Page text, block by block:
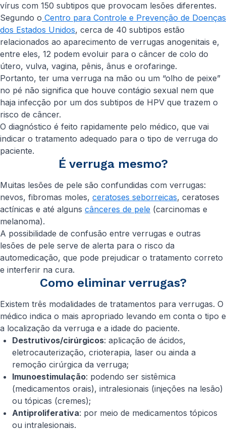
vírus com 150 subtipos que provocam lesões diferentes.
Segundo o Centro para Controle e Prevenção de Doenças
dos Estados Unidos, cerca de 40 subtipos estão
relacionados ao aparecimento de verrugas anogenitais e,
entre eles, 12 podem evoluir para o câncer de colo do
útero, vulva, vagina, pênis, ânus e orofaringe.
Portanto, ter uma verruga na mão ou um “olho de peixe”
no pé não significa que houve contágio sexual nem que
haja infecção por um dos subtipos de HPV que trazem o
risco de câncer.
O diagnóstico é feito rapidamente pelo médico, que vai
indicar o tratamento adequado para o tipo de verruga do
paciente.
É verruga mesmo?
Muitas lesões de pele são confundidas com verrugas:
nevos, fibromas moles, ceratoses seborreicas, ceratoses
actínicas e até alguns cânceres de pele (carcinomas e
melanoma).
A possibilidade de confusão entre verrugas e outras
lesões de pele serve de alerta para o risco da
automedicação, que pode prejudicar o tratamento correto
e interferir na cura.
Como eliminar verrugas?
Existem três modalidades de tratamentos para verrugas. O
médico indica o mais apropriado levando em conta o tipo e
a localização da verruga e a idade do paciente.
Destrutivos/cirúrgicos: aplicação de ácidos,
eletrocauterização, crioterapia, laser ou ainda a
remoção cirúrgica da verruga;
Imunoestimulação: podendo ser sistêmica
(medicamentos orais), intralesionais (injeções na lesão)
ou tópicas (cremes);
Antiproliferativa: por meio de medicamentos tópicos
ou intralesionais.